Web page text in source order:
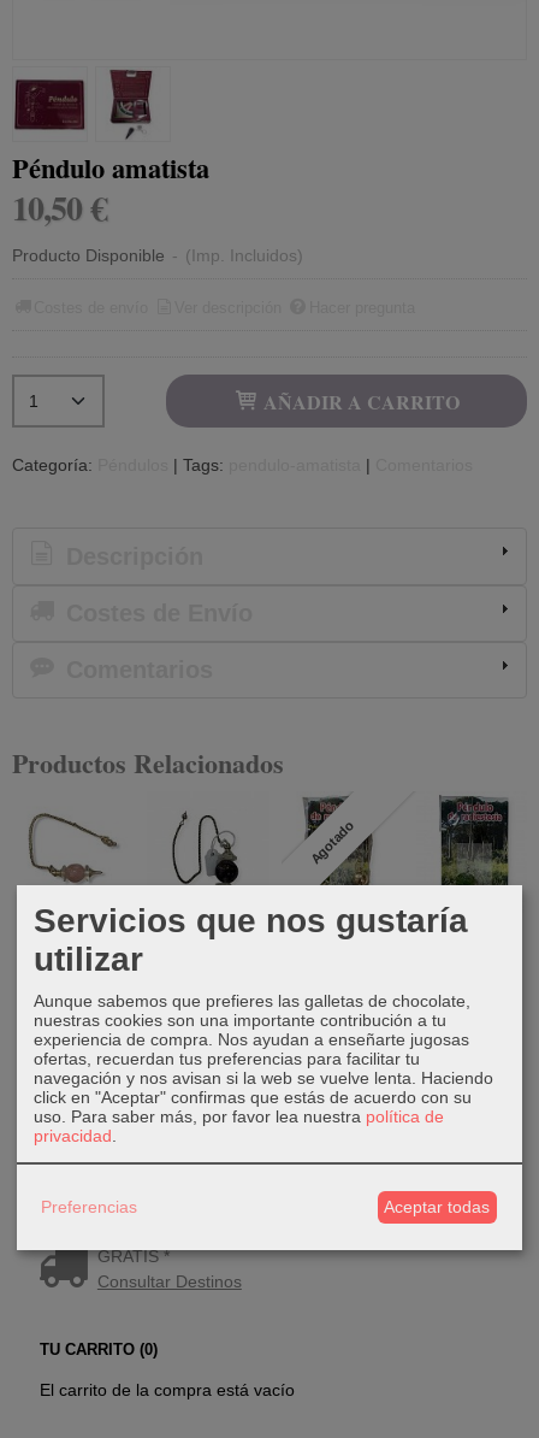
COSTES DE ENVÍO
GRATIS *
Consultar Destinos
TU CARRITO (0)
El carrito de la compra está vacío
Péndulo amatista
10,50 €
Producto Disponible - (Imp. Incluidos)
AÑADIR A CARRITO
Categoría: | Tags: |
Productos Relacionados
Péndulo
Discos bola
12,00 €
Péndulo
12,00 €
Agotado
Péndulo
9,95 €
Péndulo
9,00 €
Servicios que nos gustaría
utilizar
Aunque sabemos que prefieres las galletas de chocolate,
nuestras cookies son una importante contribución a tu
experiencia de compra. Nos ayudan a enseñarte jugosas
ofertas, recuerdan tus preferencias para facilitar tu
navegación y nos avisan si la web se vuelve lenta. Haciendo
click en "Aceptar" confirmas que estás de acuerdo con su
uso. Para saber más, por favor lea nuestra política de
privacidad
Preferencias Aceptar todas